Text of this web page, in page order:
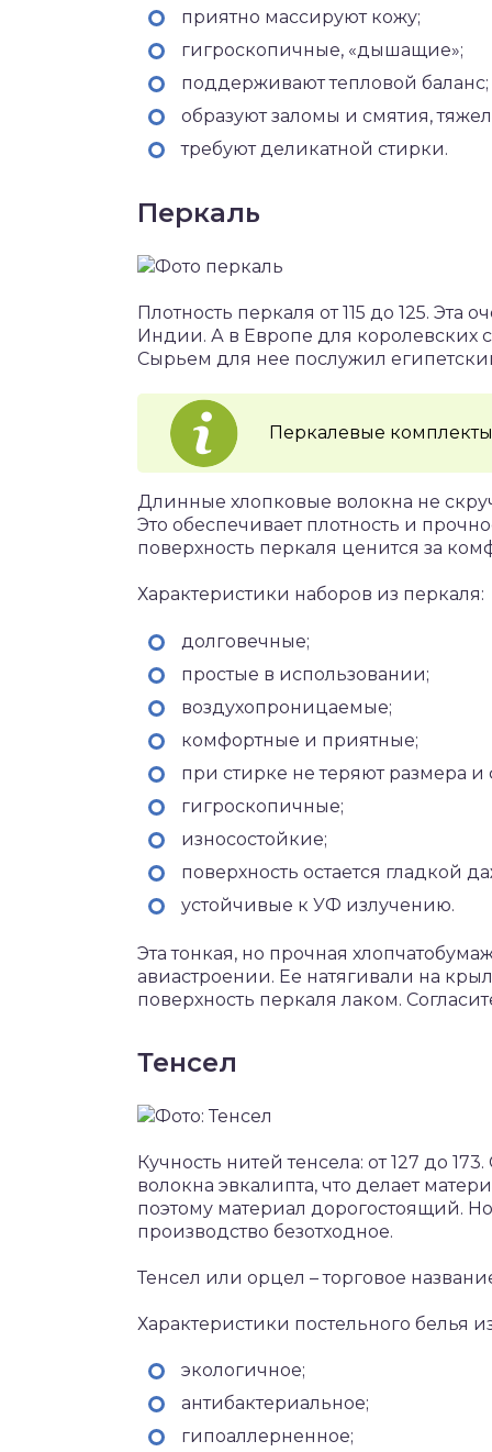
приятно массируют кожу;
гигроскопичные, «дышащие»;
поддерживают тепловой баланс;
образуют заломы и смятия,
требуют деликатной стирки.
Перкаль
Плотность перкаля от 115 до 125. Эта
Индии. А в Европе для королевских
Сырьем для нее послужил
Перкалевые
Длинные хлопковые волокна не
Это обеспечивает плотность и
поверхность перкаля ценится за
Характеристики наборов из перкаля:
долговечные;
простые в использовании;
воздухопроницаемые;
комфортные и приятные;
при стирке не теряют размера
гигроскопичные;
износостойкие;
поверхность остается гладкой
устойчивые к УФ излучению.
Эта тонкая, но прочная
авиастроении. Ее натягивали на
поверхность перкаля лаком.
Тенсел
Кучность нитей тенсела: от 127 до
волокна эвкалипта, что делает
поэтому материал дорогостоящий.
производство безотходное.
Тенсел или орцел – торговое
Характеристики постельного белья
экологичное;
антибактериальное;
гипоаллерненное;